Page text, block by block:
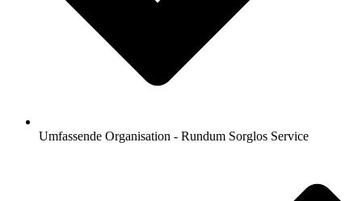
Umfassende Organisation - Rundum Sorglos Service